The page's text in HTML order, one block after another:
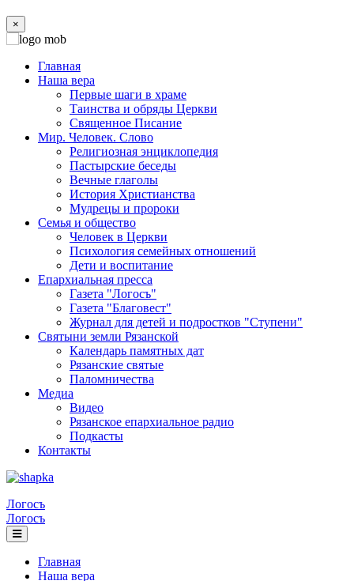
×
Главная
Наша вера
Первые шаги в храме
Таинства и обряды Церкви
Священное Писание
Мир. Человек. Слово
Религиозная энциклопедия
Пастырские беседы
Вечные глаголы
История Христианства
Мудрецы и пророки
Семья и общество
Человек в Церкви
Психология семейных отношений
Дети и воспитание
Епархиальная пресса
Газета "Логосъ"
Газета "Благовест"
Журнал для детей и подростков "Ступени"
Святыни земли Рязанской
Календарь памятных дат
Рязанские святые
Паломничества
Медиа
Видео
Рязанское епархиальное радио
Подкасты
Контакты
Логосъ
Логосъ
Главная
Наша вера